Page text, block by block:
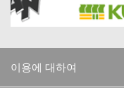
이용에 대하여